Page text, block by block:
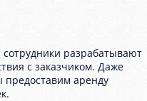
разрабатывают
с заказчиком. Даже
предоставим аренду